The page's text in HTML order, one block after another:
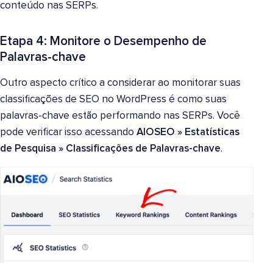
conteúdo nas SERPs.
Etapa 4: Monitore o Desempenho de
Palavras-chave
Outro aspecto crítico a considerar ao monitorar suas
classificações de SEO no WordPress é como suas
palavras-chave estão performando nas SERPs. Você
pode verificar isso acessando AIOSEO » Estatísticas
de Pesquisa » Classificações de Palavras-chave.